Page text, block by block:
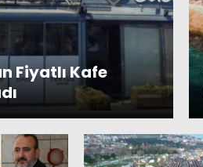
Fiyatlı Kafe